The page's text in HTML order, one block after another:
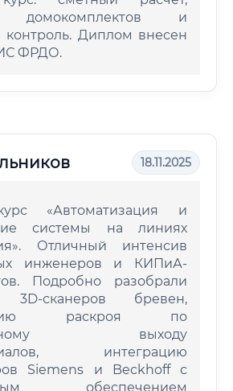
домокомплектов и
Диплом внесен
ФРДО.
18.11.2025
«Автоматизация и
системы на линиях
Отличный интенсив
инженеров и КИПиА-
Подробно разобрали
3D-сканеров бревен,
раскроя по
выходу
интеграцию
Siemens и Beckhoff с
обеспечением